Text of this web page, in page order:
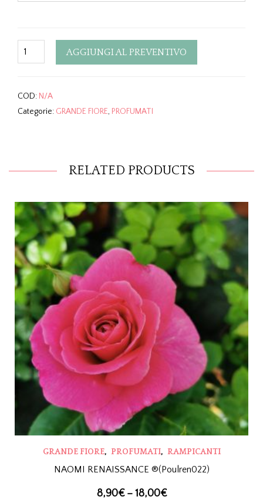
Quantity AGGIUNGI AL PREVENTIVO
COD: N/A
Categorie: GRANDE FIORE, PROFUMATI
RELATED PRODUCTS
GRANDE FIORE, PROFUMATI, RAMPICANTI
NAOMI RENAISSANCE ®(Poulren022)
8,90€– 18,00€